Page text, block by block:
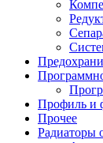
Профиль и
Прочее
Радиаторы